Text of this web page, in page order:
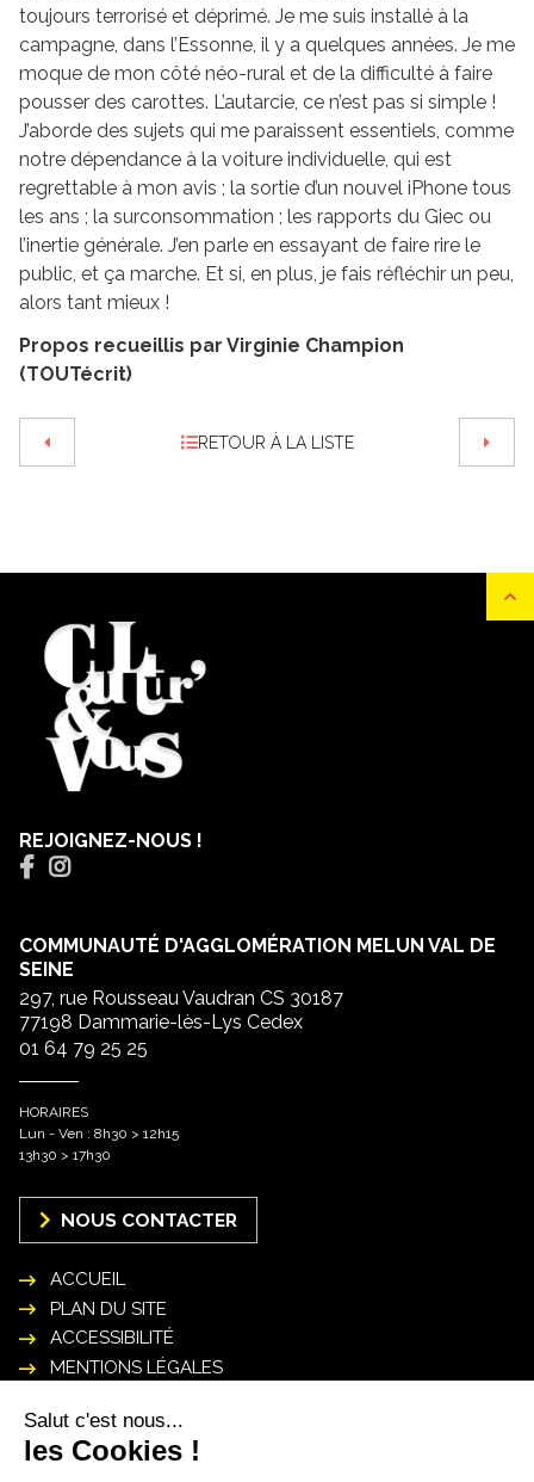
toujours terrorisé et déprimé. Je me suis installé à la
campagne, dans l’Essonne, il y a quelques années. Je me
moque de mon côté néo-rural et de la difficulté à faire
pousser des carottes. L’autarcie, ce n’est pas si simple !
J’aborde des sujets qui me paraissent essentiels, comme
notre dépendance à la voiture individuelle, qui est
regrettable à mon avis ; la sortie d’un nouvel iPhone tous
les ans ; la surconsommation ; les rapports du Giec ou
l’inertie générale. J’en parle en essayant de faire rire le
public, et ça marche. Et si, en plus, je fais réfléchir un peu,
alors tant mieux !
Propos recueillis par Virginie Champion
(TOUTécrit)
RETOUR À LA LISTE
REJOIGNEZ-NOUS !
COMMUNAUTÉ D'AGGLOMÉRATION MELUN VAL DE
SEINE
297, rue Rousseau Vaudran CS 30187
77198 Dammarie-lès-Lys Cedex
01 64 79 25 25
HORAIRES
Lun - Ven : 8h30 > 12h15
13h30 > 17h30
NOUS CONTACTER
ACCUEIL
PLAN DU SITE
ACCESSIBILITÉ
MENTIONS LÉGALES
PERSONNELLES